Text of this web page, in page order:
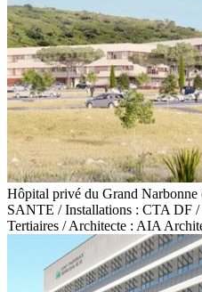
Hôpital privé du Grand
SANTE / Installations : CTA DF
Tertiaires / Architecte : AIA